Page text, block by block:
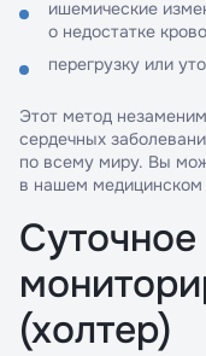
ишемические
о недостатке
перегрузку или
Этот метод
сердечных
по всему миру. Вы
в нашем медицинском
Суточное
(холтер)